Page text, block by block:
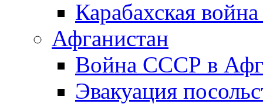
Карабахская
Афганистан
Война СССР в
Эвакуация